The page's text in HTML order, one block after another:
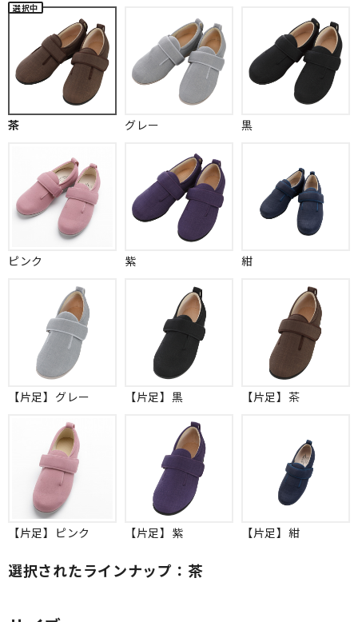
茶 グレー 黒
ピンク 紫 紺
【片足】グレー 【片足】黒 【片足】茶
【片足】ピンク 【片足】紫 【片足】紺
選択されたラインナップ：茶